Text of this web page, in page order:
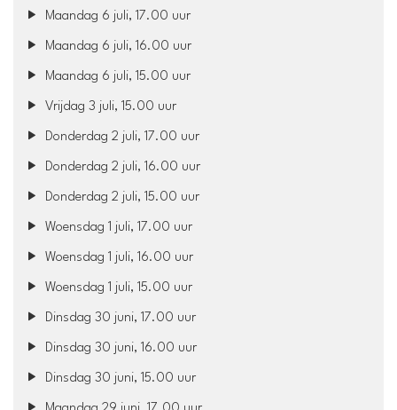
Maandag 6 juli, 17.00 uur
Maandag 6 juli, 16.00 uur
Maandag 6 juli, 15.00 uur
Vrijdag 3 juli, 15.00 uur
Donderdag 2 juli, 17.00 uur
Donderdag 2 juli, 16.00 uur
Donderdag 2 juli, 15.00 uur
Woensdag 1 juli, 17.00 uur
Woensdag 1 juli, 16.00 uur
Woensdag 1 juli, 15.00 uur
Dinsdag 30 juni, 17.00 uur
Dinsdag 30 juni, 16.00 uur
Dinsdag 30 juni, 15.00 uur